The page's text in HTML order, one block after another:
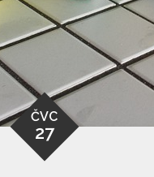
ČVC
27